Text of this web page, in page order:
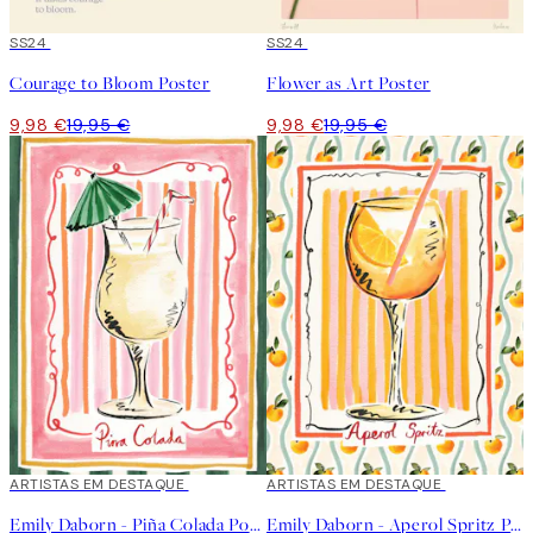
50%*
SS24
Courage to Bloom Poster
9,98 €19,95 €
50%*
SS24
Flower as Art Poster
9,98 €19,95 €
40%*
ARTISTAS EM DESTAQUE
Emily Daborn - Piña Colada Poster
40%*
ARTISTAS EM DESTAQUE
Emily Daborn - Aperol Spritz Poster